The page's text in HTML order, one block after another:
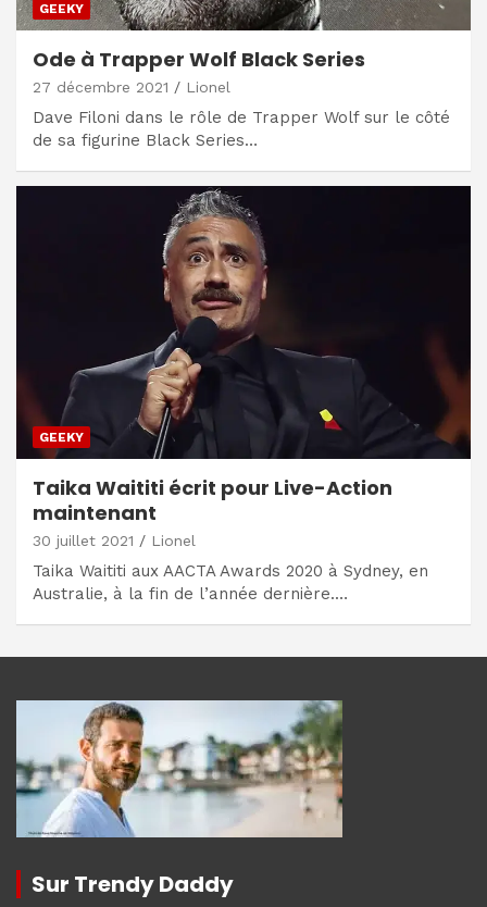
GEEKY
Ode à Trapper Wolf Black Series
27 décembre 2021 Lionel
Dave Filoni dans le rôle de Trapper Wolf sur le côté
de sa figurine Black Series…
GEEKY
Taika Waititi écrit pour Live-Action
maintenant
30 juillet 2021 Lionel
Taika Waititi aux AACTA Awards 2020 à Sydney, en
Australie, à la fin de l’année dernière.…
Sur Trendy Daddy